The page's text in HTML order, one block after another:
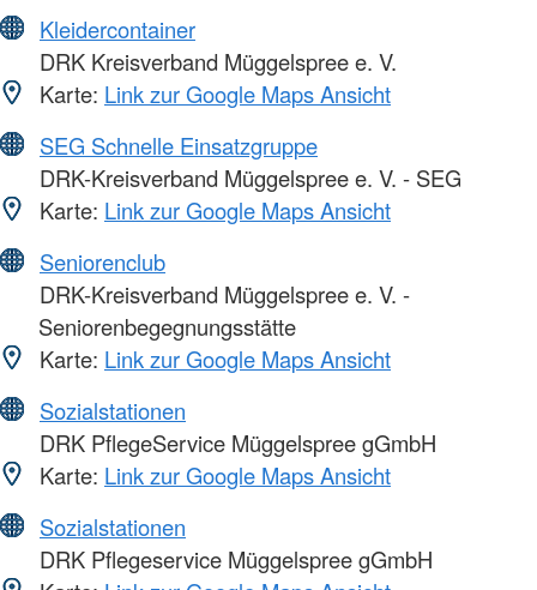
Kleidercontainer
DRK Kreisverband Müggelspree e. V.
Karte: Link zur Google Maps Ansicht
SEG Schnelle Einsatzgruppe
DRK-Kreisverband Müggelspree e. V. - SEG
Karte: Link zur Google Maps Ansicht
Seniorenclub
DRK-Kreisverband Müggelspree e. V. -
Seniorenbegegnungsstätte
Karte: Link zur Google Maps Ansicht
Sozialstationen
DRK PflegeService Müggelspree gGmbH
Karte: Link zur Google Maps Ansicht
Sozialstationen
DRK Pflegeservice Müggelspree gGmbH